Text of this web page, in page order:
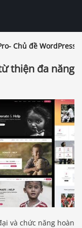
Chủ đề WordPress
thiện đa năng
và chức năng hoàn